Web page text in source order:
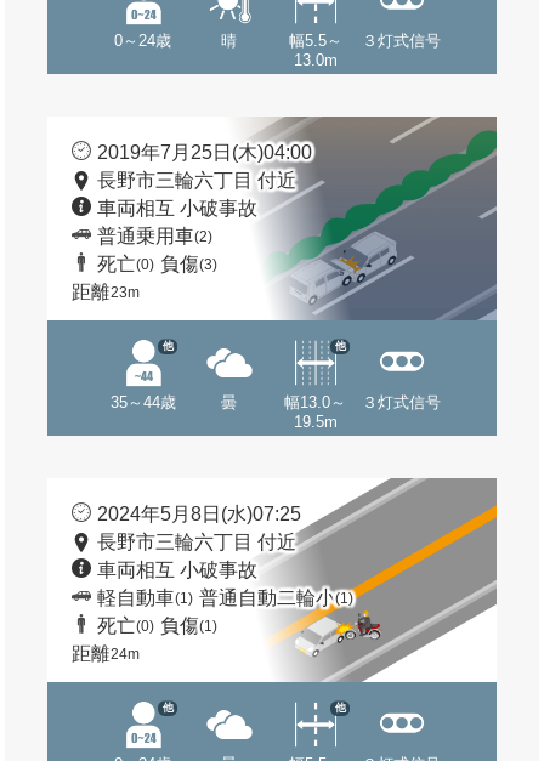
0～24歳 晴
幅5.5～
13.0m
３灯式信号
2019年7月25日(木)04:00
長野市三輪六丁目 付近
車両相互 小破事故
普通乗用車(2)
死亡(0) 負傷(3)
距離23m
35～44歳
他
曇
幅13.0～
19.5m
他
３灯式信号
2024年5月8日(水)07:25
長野市三輪六丁目 付近
車両相互 小破事故
軽自動車(1) 普通自動二輪小(1)
死亡(0) 負傷(1)
距離24m
他 他